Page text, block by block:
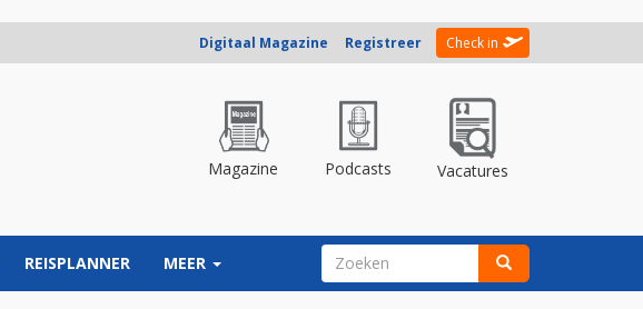
Digitaal Magazine Registreer Check in
Magazine Podcasts Vacatures
REISPLANNER MEER ZOEKVELD